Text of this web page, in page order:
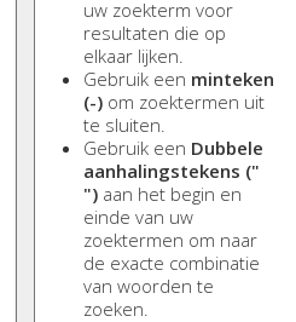
uw zoekterm voor
resultaten die op
elkaar lijken.
Gebruik een minteken
(-) om zoektermen uit
te sluiten.
Gebruik een Dubbele
aanhalingstekens ("
") aan het begin en
einde van uw
zoektermen om naar
de exacte combinatie
van woorden te
zoeken.